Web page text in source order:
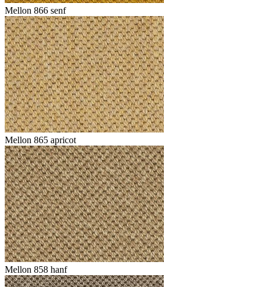
Mellon 866 senf
Mellon 865 apricot
Mellon 858 hanf